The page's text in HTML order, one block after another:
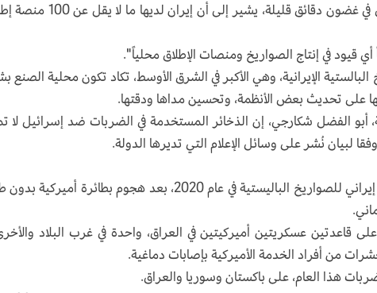
وأضاف أن إطلاق أكثر من 100 صاروخ باليستي في غضون دقائق قليلة، يشير إلى أن
قيود في إنتاج الصواريخ ومنصات الإطلاق محلياً".
الإيرانية، وهي الأكبر في الشرق الأوسط، تكاد تكون محلية الصنع
على تحديث بعض الأنظمة، وتحسين مداها ودقتها.
أبو الفضل شكارجي، إن الذخائر المستخدمة في الضربات ضد إسرائيل لا
لبيان نُشر على وسائل الإعلام التي تديرها الدولة.
وقبل الهجوم على إسرائيل، كان أهم استخدام إيراني للصواريخ الباليستية في عام 2020، بعد هجوم بطائرة
صواريخ باليستية على قاعدتين عسكريتين أميركيتين في العراق، واحدة في غرب البلاد
من أفراد الخدمة الأميركية بإصابات دماغية.
هذا العام، على باكستان وسوريا والعراق.